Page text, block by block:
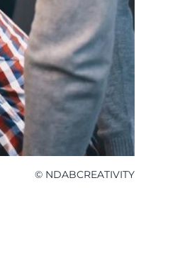
© NDABCREATIVITY